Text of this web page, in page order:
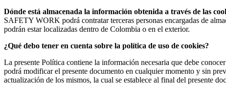
Dónde está almacenada la información obtenida a través de las
SAFETY WORK podrá contratar terceras personas encargadas de
podrán estar localizadas dentro de Colombia o en el exterior.
¿Qué debo tener en cuenta sobre la política de uso de cookies?
La presente Política contiene la información necesaria que debe
podrá modificar el presente documento en cualquier momento y sin
actualización de los mismos, la cual se establece al final del presente